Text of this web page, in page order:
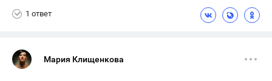
1 ответ
Мария Клищенкова